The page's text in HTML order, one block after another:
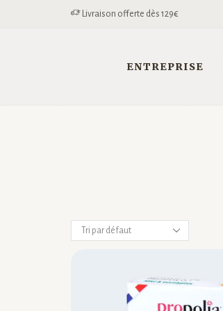
Livraison offerte dès 129€
ENTREPRISE